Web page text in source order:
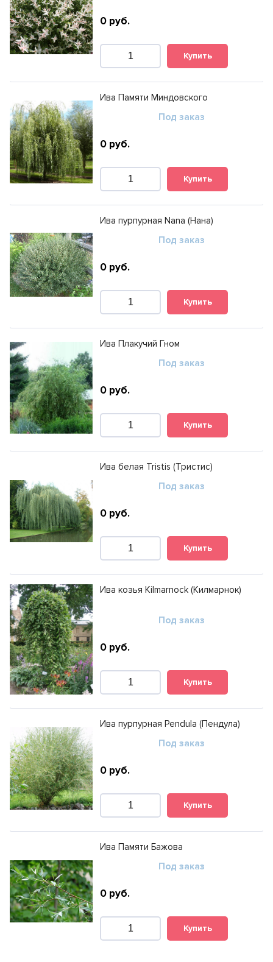
0 руб.
Купить
Ива Памяти Миндовского
Под заказ
0 руб.
Купить
Ива пурпурная Nana (Нана)
Под заказ
0 руб.
Купить
Ива Плакучий Гном
Под заказ
0 руб.
Купить
Ива белая Tristis (Тристис)
Под заказ
0 руб.
Купить
Ива козья Kilmarnock (Килмарнок)
Под заказ
0 руб.
Купить
Ива пурпурная Pendula (Пендула)
Под заказ
0 руб.
Купить
Ива Памяти Бажова
Под заказ
0 руб.
Купить